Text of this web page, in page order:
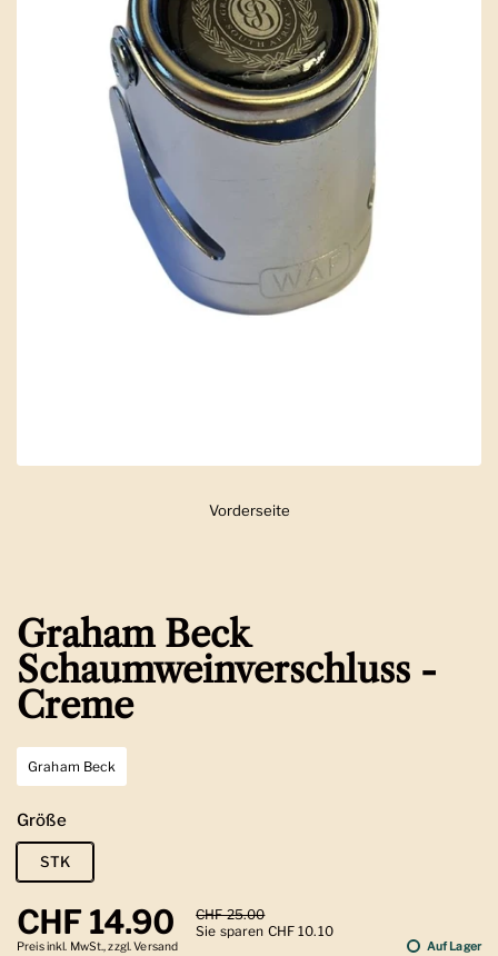
Zeige Folie 1
Vorderseite
Graham Beck
Schaumweinverschluss -
Creme
Graham Beck
Größe
STK
Regulärer Preis
CHF 14.90 Sale-Preis
CHF 25.00
Sie sparen CHF 10.10
Preis inkl. MwSt., zzgl. Versand Auf Lager